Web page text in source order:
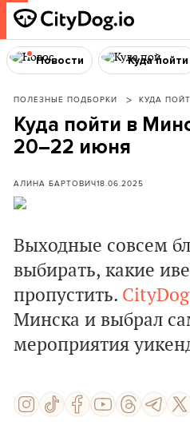
Новости Куда пойти
ПОЛЕЗНЫЕ ПОДБОРКИ КУДА
Куда пойти в
20–22 июня
АЛИНА БАРТОВИЧ18.06.2025
Выходные совсем
выбирать, какие
пропустить.
Минска и выбрал
мероприятия